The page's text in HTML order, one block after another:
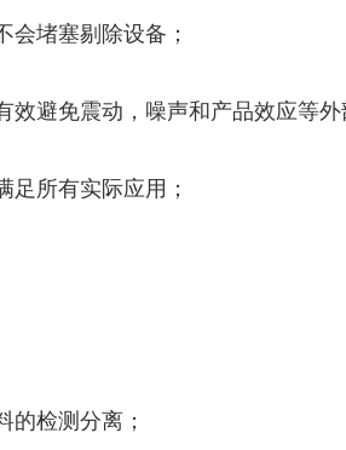
会堵塞剔除设备；
效避免震动，噪声和产品效应等外
足所有实际应用；
的检测分离；